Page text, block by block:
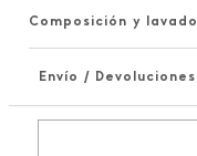
Composición y lavado
Envío / Devoluciones